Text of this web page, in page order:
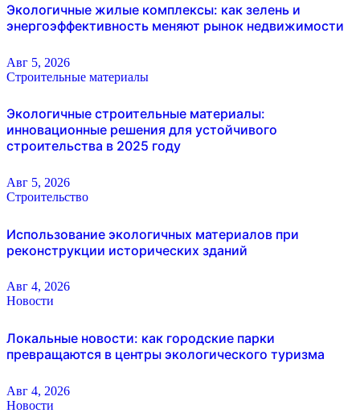
Экологичные жилые комплексы: как зелень и
энергоэффективность меняют рынок недвижимости
Авг 5, 2026
Строительные материалы
Экологичные строительные материалы:
инновационные решения для устойчивого
строительства в 2025 году
Авг 5, 2026
Строительство
Использование экологичных материалов при
реконструкции исторических зданий
Авг 4, 2026
Новости
Локальные новости: как городские парки
превращаются в центры экологического туризма
Авг 4, 2026
Новости